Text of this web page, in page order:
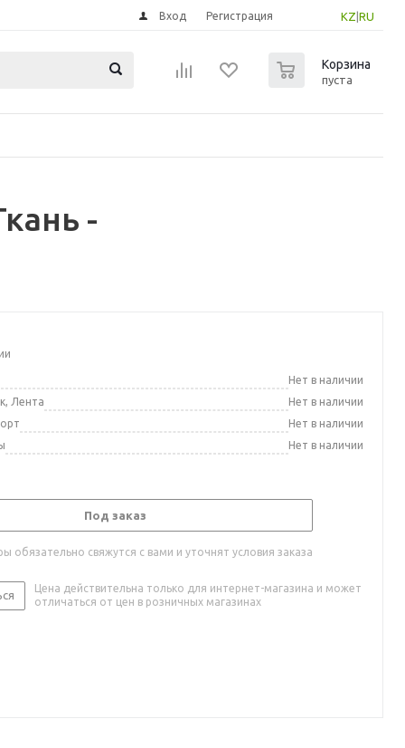
KZ RU
Вход Регистрация
Корзина
пуста
-
Нет в наличии
Лента
Нет в наличии
Нет в наличии
Нет в наличии
Под заказ
обязательно свяжутся с вами и уточнят условия заказа
Цена действительна только для интернет-магазина и может
отличаться от цен в розничных магазинах